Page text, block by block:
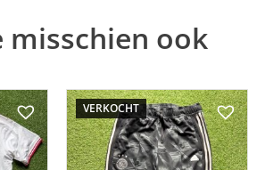
misschien ook
VERKOCHT